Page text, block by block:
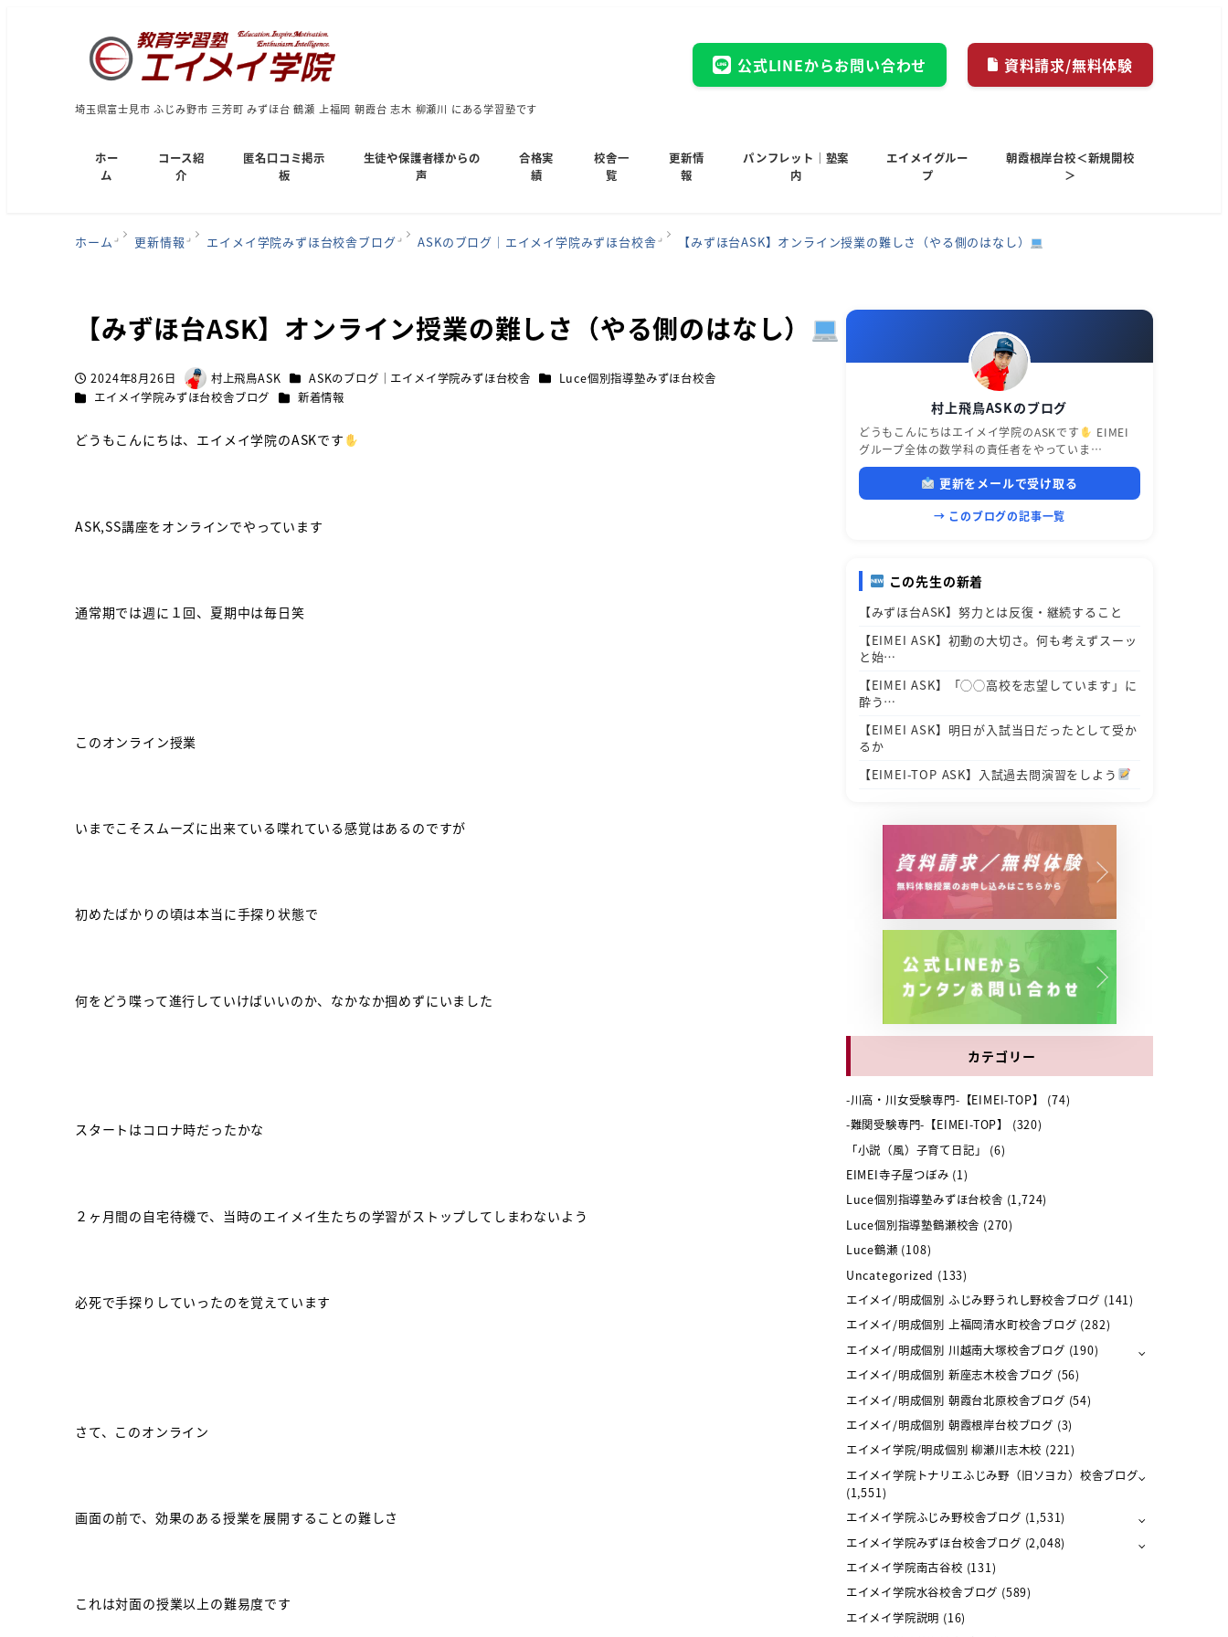
埼玉県富士見市 ふじみ野市 三芳町 みずほ台 鶴瀬 上福岡 朝霞台 志木 柳瀬川 にある学習塾です
公式LINEからお問い合わせ 資料請求/無料体験
ホー
ム
コース紹
介
匿名口コミ掲示
板
生徒や保護者様からの
声
合格実
績
校舎一
覧
更新情
報
パンフレット｜塾案
内
エイメイグルー
プ
朝霞根岸台校＜新規開校
＞
ホーム 更新情報 エイメイ学院みずほ台校舎ブログ ASKのブログ｜エイメイ学院みずほ台校舎 【みずほ台ASK】オンライン授業の難しさ（やる側のはなし）
【みずほ台ASK】オンライン授業の難しさ（やる側のはなし）
投稿日2024年8月26日
著
者
村上飛鳥ASK カテゴリー
ASKのブログ｜エイメイ学院みずほ台校舎 カテゴリー
Luce個別指導塾みずほ台校舎
カテゴリー
エイメイ学院みずほ台校舎ブログ カテゴリー
新着情報
どうもこんにちは、エイメイ学院のASKです
ASK,SS講座をオンラインでやっています
通常期では週に１回、夏期中は毎日笑
このオンライン授業
いまでこそスムーズに出来ている喋れている感覚はあるのですが
初めたばかりの頃は本当に手探り状態で
何をどう喋って進行していけばいいのか、なかなか掴めずにいました
スタートはコロナ時だったかな
２ヶ月間の自宅待機で、当時のエイメイ生たちの学習がストップしてしまわないよう
必死で手探りしていったのを覚えています
さて、このオンライン
画面の前で、効果のある授業を展開することの難しさ
これは対面の授業以上の難易度です
村上飛鳥ASKのブログ
どうもこんにちはエイメイ学院のASKです
EIMEI
グループ全体の数学科の責任者をやっていま…
更新をメールで受け取る
→ このブログの記事一覧
この先生の新着
【みずほ台ASK】努力とは反復・継続すること
【EIMEI ASK】初動の大切さ。何も考えずスーッ
と始…
【EIMEI ASK】「◯◯高校を志望しています」に
酔う…
【EIMEI ASK】明日が入試当日だったとして受か
るか
【EIMEI-TOP ASK】入試過去問演習をしよう
カテゴリー
-川高・川女受験専門-【EIMEI-TOP】
(74)
-難関受験専門-【EIMEI-TOP】
(320)
「小説（風）子育て日記」
(6)
EIMEI寺子屋つぼみ (1)
Luce個別指導塾みずほ台校舎 (1,724)
Luce個別指導塾鶴瀬校舎 (270)
Luce鶴瀬 (108)
Uncategorized (133)
エイメイ/明成個別 ふじみ野うれし野校舎ブログ (141)
エイメイ/明成個別 上福岡清水町校舎ブログ (282)
エイメイ/明成個別 川越南大塚校舎ブログ (190)
エイメイ/明成個別 新座志木校舎ブログ (56)
エイメイ/明成個別 朝霞台北原校舎ブログ (54)
エイメイ/明成個別 朝霞根岸台校ブログ (3)
エイメイ学院/明成個別 柳瀬川志木校 (221)
エイメイ学院トナリエふじみ野（旧ソヨカ）校舎ブログ
(1,551)
エイメイ学院ふじみ野校舎ブログ (1,531)
エイメイ学院みずほ台校舎ブログ (2,048)
エイメイ学院南古谷校 (131)
エイメイ学院水谷校舎ブログ (589)
エイメイ学院説明 (16)